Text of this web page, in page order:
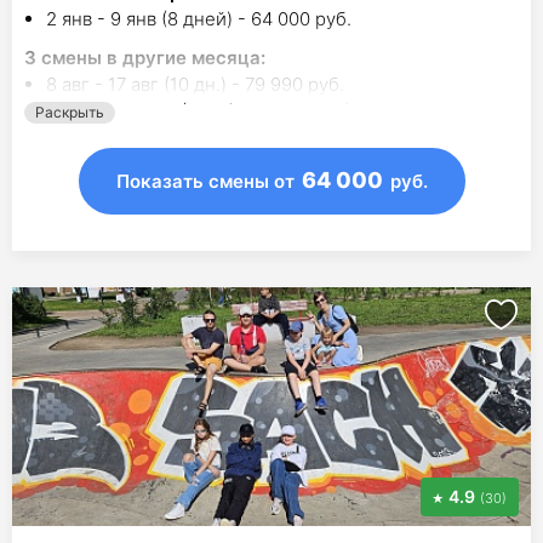
2 янв - 9 янв (8 дней) - 64 000 руб.
3 смены в другие месяца:
8 авг - 17 авг (10 дн.) - 79 990 руб.
24 окт - 31 окт (8 дн.) - 64 000 руб.
Раскрыть
Показать смены от 64 000 руб.
4.9 (30)